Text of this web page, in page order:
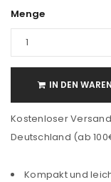
Menge
IN DEN
Kostenloser
Deutschland (ab
Kompakt und